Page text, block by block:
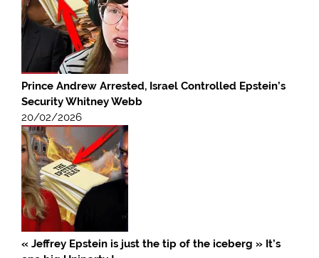
Prince Andrew Arrested, Israel Controlled Epstein’s
Security Whitney Webb
20/02/2026
« Jeffrey Epstein is just the tip of the iceberg » It’s